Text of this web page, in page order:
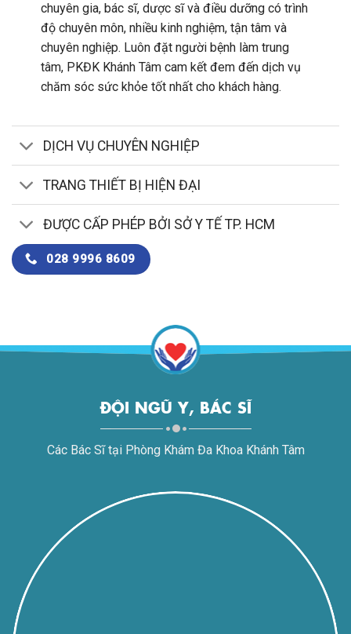
chuyên gia, bác sĩ, dược sĩ và điều dưỡng có trình
độ chuyên môn, nhiều kinh nghiệm, tận tâm và
chuyên nghiệp. Luôn đặt người bệnh làm trung
tâm, PKĐK Khánh Tâm cam kết đem đến dịch vụ
chăm sóc sức khỏe tốt nhất cho khách hàng.
DỊCH VỤ CHUYÊN NGHIỆP
TRANG THIẾT BỊ HIỆN ĐẠI
ĐƯỢC CẤP PHÉP BỞI SỞ Y TẾ TP. HCM
028 9996 8609
ĐỘI NGŨ Y, BÁC SĨ
Các Bác Sĩ tại Phòng Khám Đa Khoa Khánh Tâm